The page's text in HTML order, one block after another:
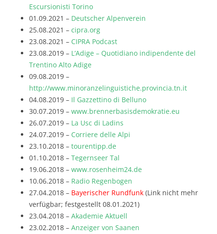
Escursionisti Torino
01.09.2021 – Deutscher Alpenverein
25.08.2021 – cipra.org
23.08.2021 – CIPRA Podcast
23.08.2019 – L’Adige – Quotidiano indipendente del
Trentino Alto Adige
09.08.2019 –
http://www.minoranzelinguistiche.provincia.tn.it
04.08.2019 – Il Gazzettino di Belluno
30.07.2019 – www.brennerbasisdemokratie.eu
26.07.2019 – La Usc di Ladins
24.07.2019 – Corriere delle Alpi
23.10.2018 – tourentipp.de
01.10.2018 – Tegernseer Tal
19.06.2018 – www.rosenheim24.de
10.06.2018 – Radio Regenbogen
27.04.2018 – Bayerischer Rundfunk (Link nicht mehr
verfügbar; festgestellt 08.01.2021)
23.04.2018 – Akademie Aktuell
23.02.2018 – Anzeiger von Saanen